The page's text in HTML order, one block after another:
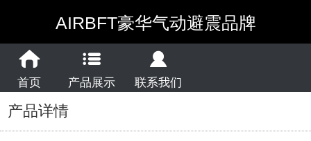
AIRBFT豪华气动避震品牌
首页 产品展示 联系我们
产品详情